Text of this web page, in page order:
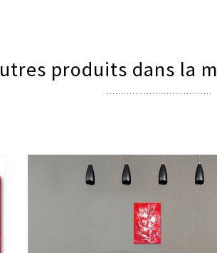
produits dans la